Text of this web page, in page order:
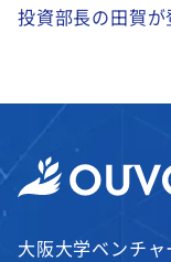
投資部長の田賀
大阪大学ベンチ